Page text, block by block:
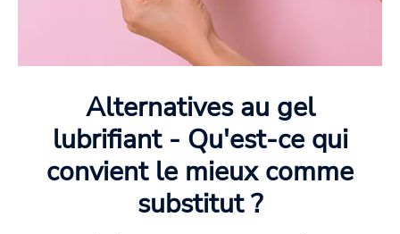
Alternatives au gel
lubrifiant - Qu'est-ce qui
convient le mieux comme
substitut ?